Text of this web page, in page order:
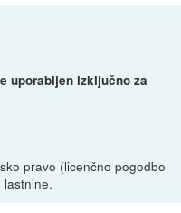
uporabljen izključno za
pravo (licenčno pogodbo